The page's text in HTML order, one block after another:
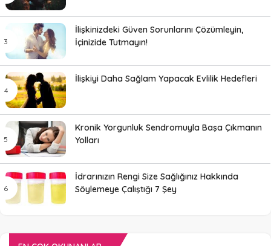
İlişkinizdeki Güven Sorunlarını Çözümleyin,
İçinizide Tutmayın!
İlişkiyi Daha Sağlam Yapacak Evlilik Hedefleri
Kronik Yorgunluk Sendromuyla Başa Çıkmanın
Yolları
İdrarınızın Rengi Size Sağlığınız Hakkında
Söylemeye Çalıştığı 7 Şey